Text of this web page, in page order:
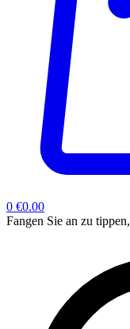
0 €0.00
Fangen Sie an zu